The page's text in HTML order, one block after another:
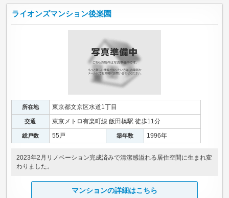
ライオンズマンション後楽園
所在地 東京都文京区水道1丁目
交通 東京メトロ有楽町線 飯田橋駅 徒歩11分
総戸数 55戸 築年数 1996年
2023年2月リノベーション完成済みで清潔感溢れる居住空間に生まれ変
わりました。
マンションの詳細はこちら